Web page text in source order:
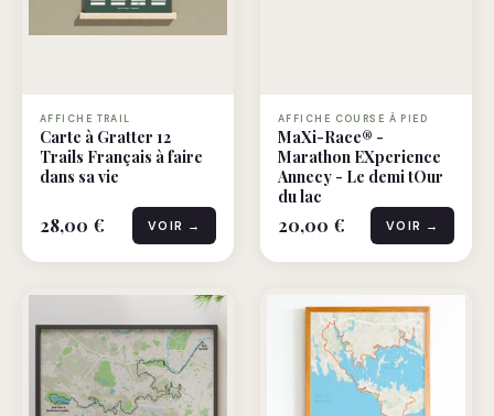
AFFICHE TRAIL
Carte à Gratter 12
Trails Français à faire
dans sa vie
28,00 € VOIR →
AFFICHE COURSE À PIED
MaXi-Race® -
Marathon EXperience
Annecy - Le demi tOur
du lac
20,00 € VOIR →